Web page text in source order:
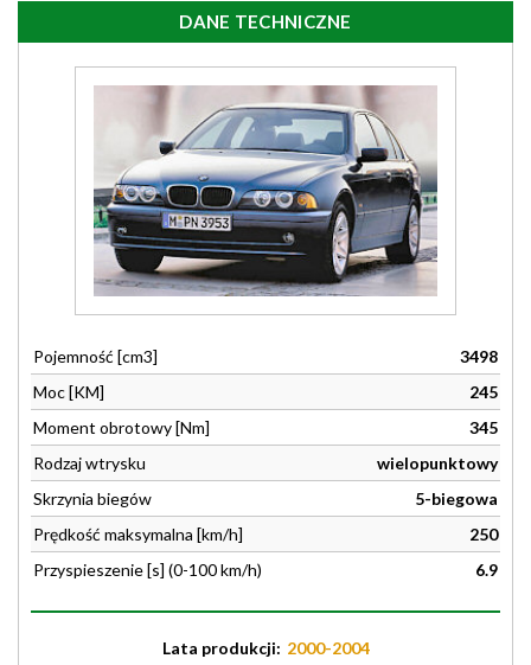
DANE TECHNICZNE
Pojemność [cm3]
3498
Moc [KM]
245
Moment obrotowy [Nm]
345
Rodzaj wtrysku
wielopunktowy
Skrzynia biegów
5-biegowa
Prędkość maksymalna [km/h]
250
Przyspieszenie [s] (0-100 km/h)
6.9
Lata produkcji: 2000-2004